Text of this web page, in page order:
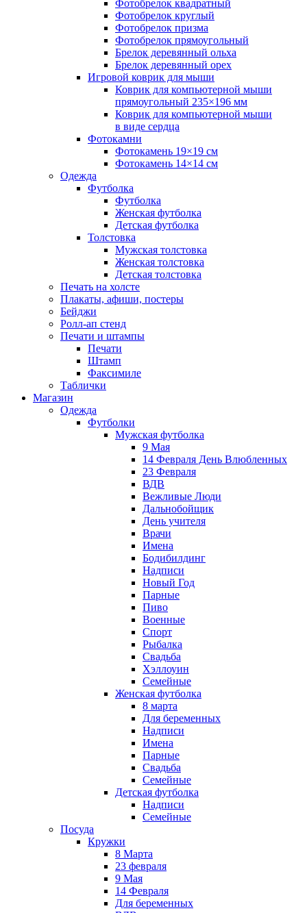
Фотобрелок квадратный
Фотобрелок круглый
Фотобрелок призма
Фотобрелок прямоугольный
Брелок деревянный ольха
Брелок деревянный орех
Игровой коврик для мыши
Коврик для компьютерной мыши
прямоугольный 235×196 мм
Коврик для компьютерной мыши
в виде сердца
Фотокамни
Фотокамень 19×19 см
Фотокамень 14×14 см
Одежда
Футболка
Футболка
Женская футболка
Детская футболка
Толстовка
Мужская толстовка
Женская толстовка
Детская толстовка
Печать на холсте
Плакаты, афиши, постеры
Бейджи
Ролл-ап стенд
Печати и штампы
Печати
Штамп
Факсимиле
Таблички
Магазин
Одежда
Футболки
Мужская футболка
9 Мая
14 Февраля День Влюбленных
23 Февраля
ВДВ
Вежливые Люди
Дальнобойщик
День учителя
Врачи
Имена
Бодибилдинг
Надписи
Новый Год
Парные
Пиво
Военные
Спорт
Рыбалка
Свадьба
Хэллоуин
Семейные
Женская футболка
8 марта
Для беременных
Надписи
Имена
Парные
Свадьба
Семейные
Детская футболка
Надписи
Семейные
Посуда
Кружки
8 Марта
23 февраля
9 Мая
14 Февраля
Для беременных